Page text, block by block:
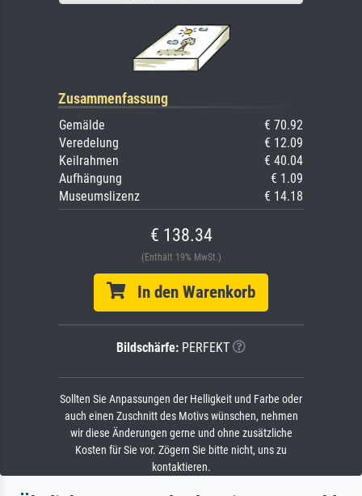
Zusammenfassung
Gemälde
€ 70.92
Veredelung
€ 12.09
Keilrahmen
€ 40.04
Aufhängung
€ 1.09
Museumslizenz
€ 14.18
€ 138.34
(Enthält 19% MwSt.)
In den Warenkorb
Bildschärfe: PERFEKT
Sollten Sie Anpassungen der Helligkeit und Farbe oder
auch einen Zuschnitt des Motivs wünschen, nehmen
wir diese Änderungen gerne und ohne zusätzliche
Kosten für Sie vor. Zögern Sie bitte nicht, uns zu
kontaktieren.